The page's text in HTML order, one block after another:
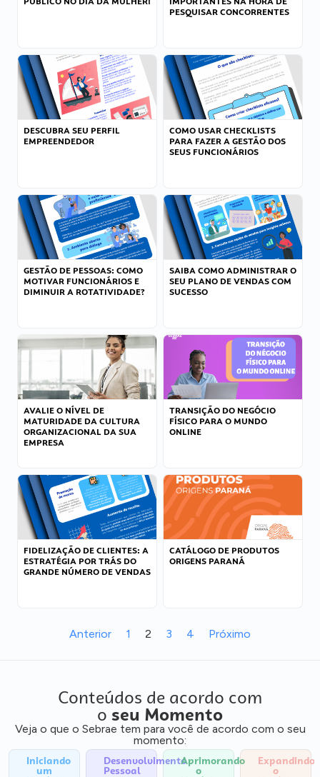
PESQUISAR CONCORRENTES
DESCUBRA SEU PERFIL
EMPREENDEDOR
COMO USAR CHECKLISTS
PARA FAZER A GESTÃO DOS
SEUS FUNCIONÁRIOS
GESTÃO DE PESSOAS: COMO
MOTIVAR FUNCIONÁRIOS E
DIMINUIR A ROTATIVIDADE?
SAIBA COMO ADMINISTRAR O
SEU PLANO DE VENDAS COM
SUCESSO
AVALIE O NÍVEL DE
MATURIDADE DA CULTURA
ORGANIZACIONAL DA SUA
EMPRESA
TRANSIÇÃO DO NEGÓCIO
FÍSICO PARA O MUNDO
ONLINE
FIDELIZAÇÃO DE CLIENTES: A
ESTRATÉGIA POR TRÁS DO
GRANDE NÚMERO DE VENDAS
CATÁLOGO DE PRODUTOS
ORIGENS PARANÁ
Anterior 1 2 3 4 Próximo
Conteúdos de acordo com
o seu Momento
Veja o que o Sebrae tem para você de acordo com o seu
momento:
Iniciando
um
Desenvolvimento
Pessoal
Aprimorando
o
Expandindo
o